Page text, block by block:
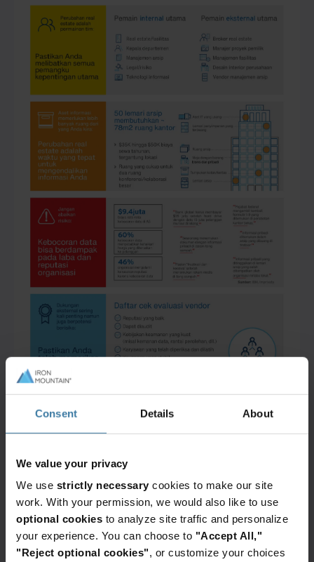
Consent Details About
We value your privacy
We use strictly necessary cookies to make our site
work. With your permission, we would also like to use
optional cookies to analyze site traffic and personalize
your experience. You can choose to "Accept All,"
"Reject optional cookies", or customize your choices